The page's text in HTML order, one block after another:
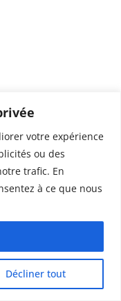
votre expérience
ou des
trafic. En
à ce que nous
Décliner tout